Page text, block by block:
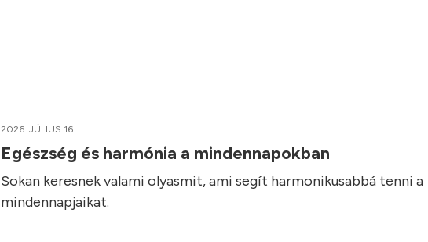
2026. JÚLIUS 16.
Egészség és harmónia a mindennapokban
Sokan keresnek valami olyasmit, ami segít harmonikusabbá tenni a
mindennapjaikat.